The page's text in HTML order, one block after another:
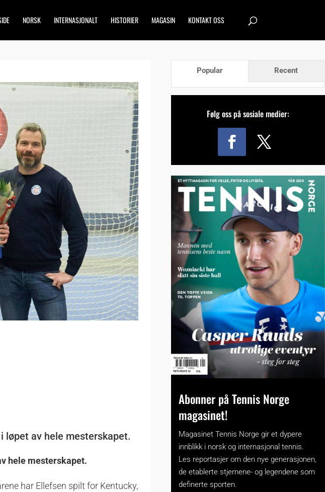
NORSK INTERNASJONALT HISTORIER MAGASIN KONTAKT OSS
løpet av hele mesterskapet.
hele mesterskapet.
har Ellefsen spilt for Kentucky,
Popular Recent
Følg oss på sosiale medier:
Abonner på Tennis Norge
magasinet!
Magasinet Tennis Norge gir et dypere
innblikk i norsk og internasjonal tennis.
Les reportasjer om den nye generasjonen,
de etablerte stjernene- og legendene som
definerte sporten.